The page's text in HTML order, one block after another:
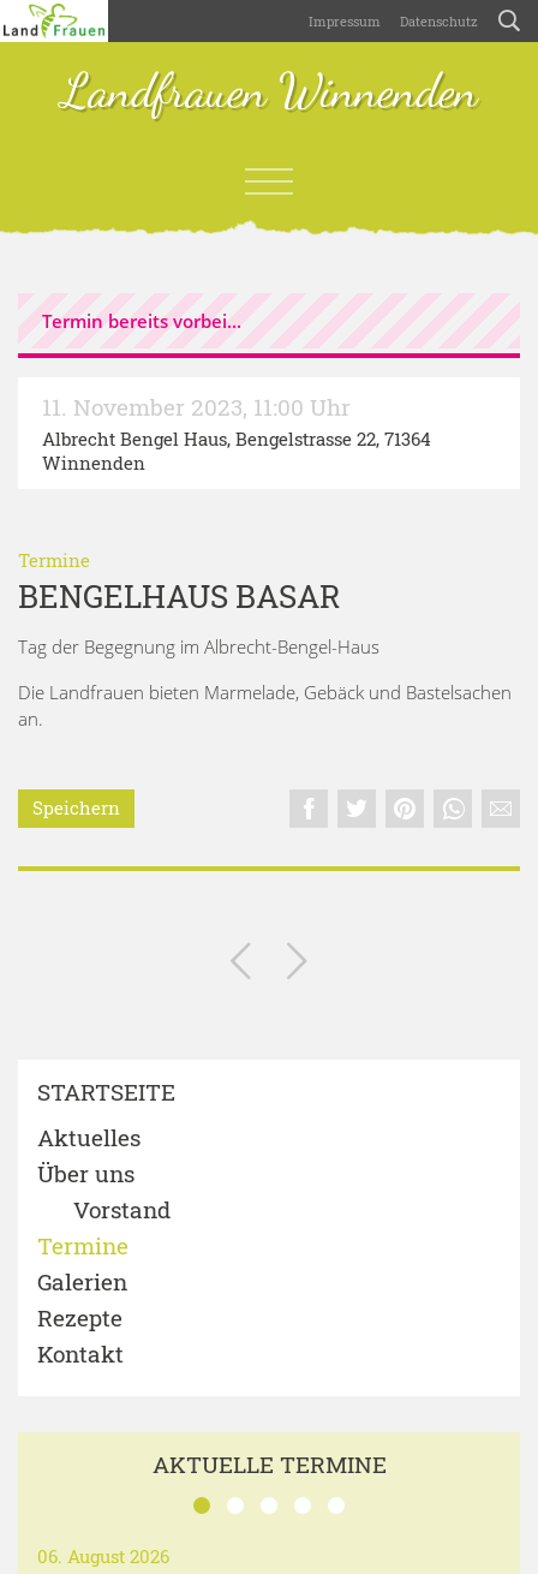
Impressum Datenschutz
Landfrauen Winnenden
Termin bereits vorbei...
11. November 2023, 11:00 Uhr
Albrecht Bengel Haus, Bengelstrasse 22, 71364
Winnenden
Termine
BENGELHAUS BASAR
Tag der Begegnung im Albrecht-Bengel-Haus
Die Landfrauen bieten Marmelade, Gebäck und Bastelsachen
an.
Speichern
STARTSEITE
Aktuelles
Über uns
Vorstand
Termine
Galerien
Rezepte
Kontakt
AKTUELLE TERMINE
06. August 2026